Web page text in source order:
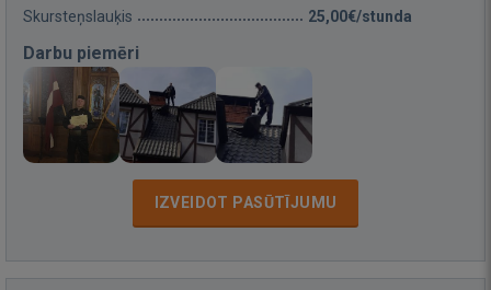
Skursteņslauķis 25,00€/stunda
Darbu piemēri
IZVEIDOT PASŪTĪJUMU